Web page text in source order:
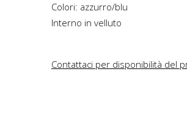
Colori: azzurro/blu
Interno in velluto
Contattaci per disponibilità del